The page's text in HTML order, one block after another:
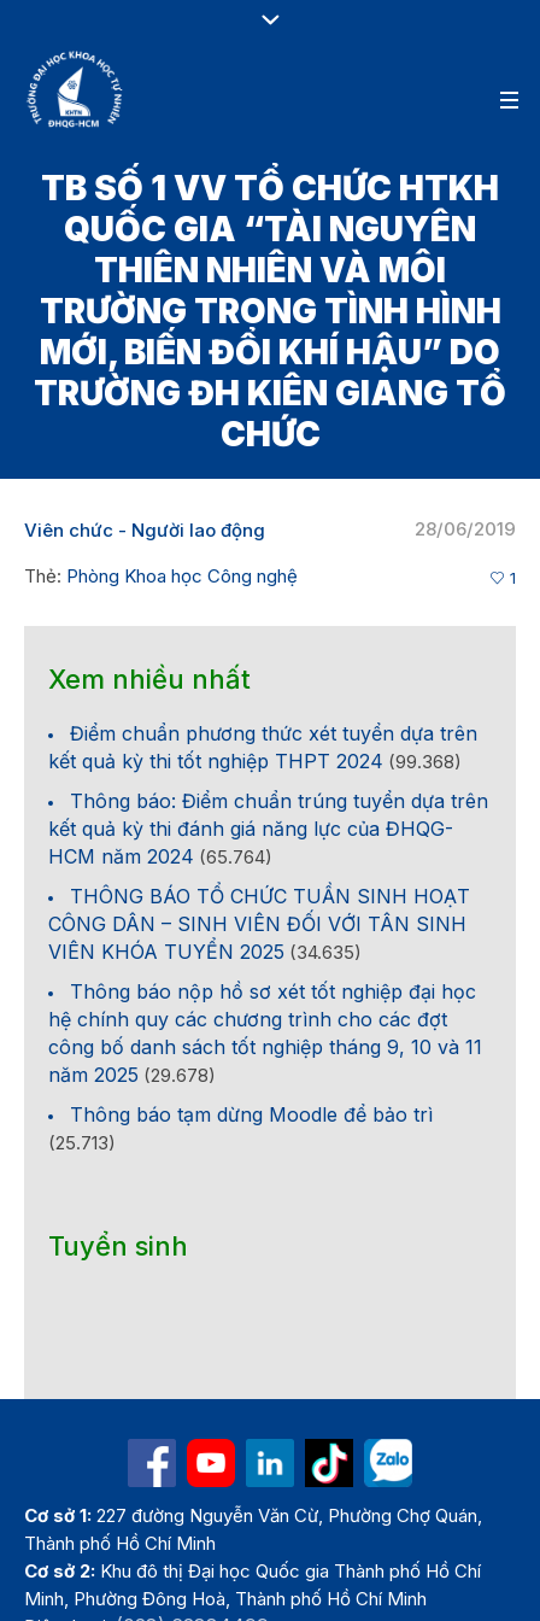
TB SỐ 1 VV TỔ CHỨC HTKH
QUỐC GIA “TÀI NGUYÊN
THIÊN NHIÊN VÀ MÔI
TRƯỜNG TRONG TÌNH HÌNH
MỚI, BIẾN ĐỔI KHÍ HẬU” DO
TRƯỜNG ĐH KIÊN GIANG TỔ
CHỨC
28/06/2019
Viên chức - Người lao động
Thẻ: Phòng Khoa học Công nghệ 1
Xem nhiều nhất
Điểm chuẩn phương thức xét tuyển dựa trên
kết quả kỳ thi tốt nghiệp THPT 2024 (99.368)
Thông báo: Điểm chuẩn trúng tuyển dựa trên
kết quả kỳ thi đánh giá năng lực của ĐHQG-
HCM năm 2024 (65.764)
THÔNG BÁO TỔ CHỨC TUẦN SINH HOẠT
CÔNG DÂN – SINH VIÊN ĐỐI VỚI TÂN SINH
VIÊN KHÓA TUYỂN 2025 (34.635)
Thông báo nộp hồ sơ xét tốt nghiệp đại học
hệ chính quy các chương trình cho các đợt
công bố danh sách tốt nghiệp tháng 9, 10 và 11
năm 2025 (29.678)
Thông báo tạm dừng Moodle để bảo trì
(25.713)
Tuyển sinh
Cơ sở 1: 227 đường Nguyễn Văn Cừ, Phường Chợ Quán,
Thành phố Hồ Chí Minh
Cơ sở 2: Khu đô thị Đại học Quốc gia Thành phố Hồ Chí
Minh, Phường Đông Hoà, Thành phố Hồ Chí Minh